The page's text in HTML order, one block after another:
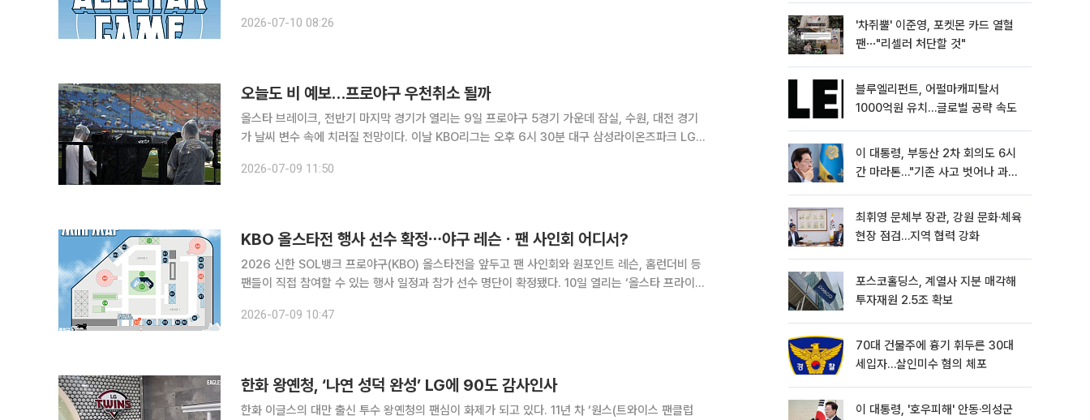
동안 정규시즌 순위 싸움과는 다른 축제의 시간을
2026-07-10 08:26
오늘도 비 예보…프로야구 우천취소 될까
올스타 브레이크, 전반기 마지막 경기가 열리는 9일 프로야구 5경기 가운데 잠실, 수원, 대전 경기
가 날씨 변수 속에 치러질 전망이다. 이날 KBO리그는 오후 6시 30분 대구 삼성라이온즈파크 LG
NC 다이노스-한화 이글스전, 서울 잠실야구장 SSG 랜더
2026-07-09 11:50
KBO 올스타전 행사 선수 확정⋯야구 레슨ㆍ팬 사인회 어디서?
2026 신한 SOL뱅크 프로야구(KBO) 올스타전을 앞두고 팬 사인회와 원포인트 레슨, 홈런더비 등
팬들이 직접 참여할 수 있는 행사 일정과 참가 선수 명단이 확정됐다. 10일 열리는 ‘올스타 프라이데
하는 팬 페스트가 열린다. 행사장 내 배팅존과 피칭존에서는
2026-07-09 10:47
한화 왕옌청, ‘나연 성덕 완성’ LG에 90도 감사인사
한화 이글스의 대만 출신 투수 왕옌청의 팬심이 화제가 되고 있다. 11년 차 ‘원스(트와이스 팬클럽
'차쥐뿔' 이준영, 포켓몬 카드 열혈
팬⋯"리셀러 처단할 것"
블루엘리펀트, 어펄마캐피탈서
1000억원 유치…글로벌 공략 속도
이 대통령, 부동산 2차 회의도 6시
간 마라톤…"기존 사고 벗어나 과감
최휘영 문체부 장관, 강원 문화·체육
현장 점검…지역 협력 강화
포스코홀딩스, 계열사 지분 매각해
투자재원 2.5조 확보
70대 건물주에 흉기 휘두른 30대
세입자…살인미수 혐의 체포
이 대통령, '호우피해' 안동·의성군